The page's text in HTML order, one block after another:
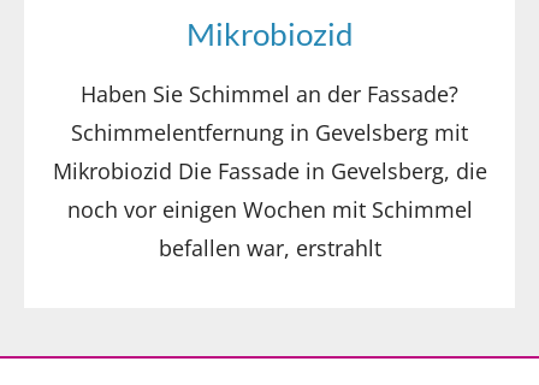
Mikrobiozid
Haben Sie Schimmel an der Fassade?
Schimmelentfernung in Gevelsberg mit
Mikrobiozid Die Fassade in Gevelsberg, die
noch vor einigen Wochen mit Schimmel
befallen war, erstrahlt